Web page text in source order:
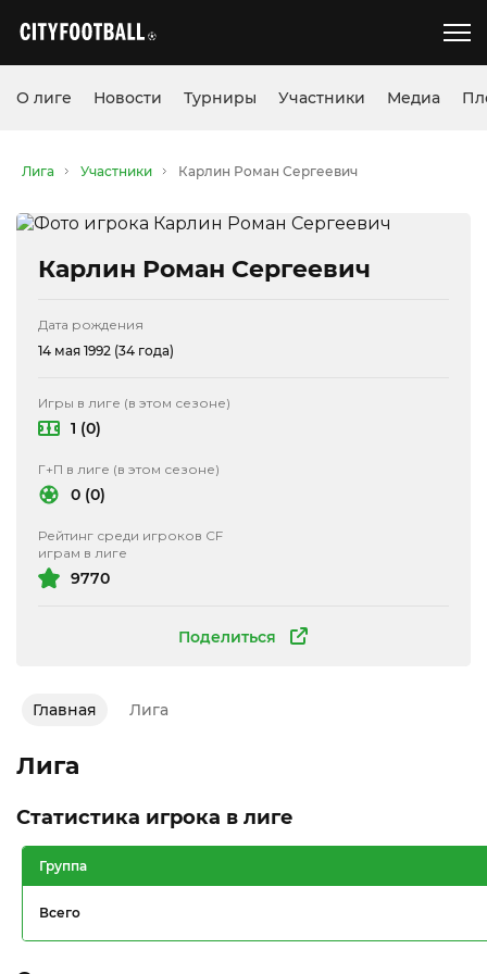
О лиге Новости Турниры Участники Медиа
Лига Участники Карлин Роман Сергеевич
Карлин Роман Сергеевич
Поделиться
Дата рождения
14 мая 1992 (34 года)
Игры в лиге (в этом сезоне)
1 (0)
Г+П в лиге (в этом сезоне)
0 (0)
Рейтинг среди игроков CF
играм в лиге
9770
Главная Лига
Лига
Статистика игрока в лиге
Группа
Всего